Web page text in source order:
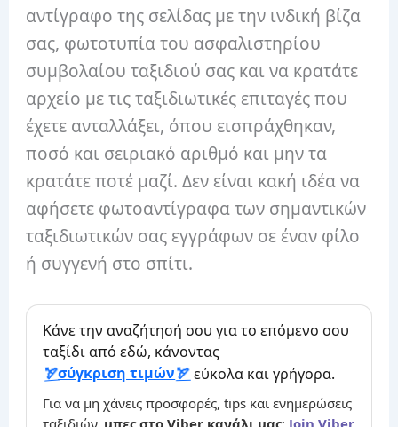
αντίγραφο της σελίδας με την ινδική βίζα
σας, φωτοτυπία του ασφαλιστηρίου
συμβολαίου ταξιδιού σας και να κρατάτε
αρχείο με τις ταξιδιωτικές επιταγές που
έχετε ανταλλάξει, όπου εισπράχθηκαν,
ποσό και σειριακό αριθμό και μην τα
κρατάτε ποτέ μαζί. Δεν είναι κακή ιδέα να
αφήσετε φωτοαντίγραφα των σημαντικών
ταξιδιωτικών σας εγγράφων σε έναν φίλο
ή συγγενή στο σπίτι.
Κάνε την αναζήτησή σου για το επόμενο σου
ταξίδι από εδώ, κάνοντας
σύγκριση τιμών
εύκολα και γρήγορα.
Για να μη χάνεις προσφορές, tips και ενημερώσεις
ταξιδιών, μπες στο Viber κανάλι μας: Join Viber